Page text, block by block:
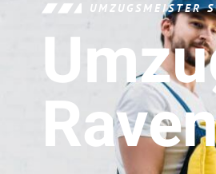
UMZUGSMEISTER